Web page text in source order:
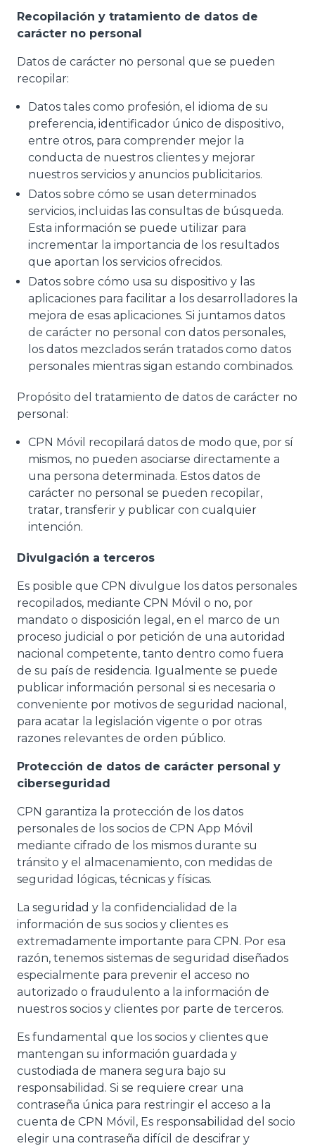
Recopilación y tratamiento de datos de
carácter no personal
Datos de carácter no personal que se pueden
recopilar:
Datos tales como profesión, el idioma de su
preferencia, identificador único de dispositivo,
entre otros, para comprender mejor la
conducta de nuestros clientes y mejorar
nuestros servicios y anuncios publicitarios.
Datos sobre cómo se usan determinados
servicios, incluidas las consultas de búsqueda.
Esta información se puede utilizar para
incrementar la importancia de los resultados
que aportan los servicios ofrecidos.
Datos sobre cómo usa su dispositivo y las
aplicaciones para facilitar a los desarrolladores la
mejora de esas aplicaciones. Si juntamos datos
de carácter no personal con datos personales,
los datos mezclados serán tratados como datos
personales mientras sigan estando combinados.
Propósito del tratamiento de datos de carácter no
personal:
CPN Móvil recopilará datos de modo que, por sí
mismos, no pueden asociarse directamente a
una persona determinada. Estos datos de
carácter no personal se pueden recopilar,
tratar, transferir y publicar con cualquier
intención.
Divulgación a terceros
Es posible que CPN divulgue los datos personales
recopilados, mediante CPN Móvil o no, por
mandato o disposición legal, en el marco de un
proceso judicial o por petición de una autoridad
nacional competente, tanto dentro como fuera
de su país de residencia. Igualmente se puede
publicar información personal si es necesaria o
conveniente por motivos de seguridad nacional,
para acatar la legislación vigente o por otras
razones relevantes de orden público.
Protección de datos de carácter personal y
ciberseguridad
CPN garantiza la protección de los datos
personales de los socios de CPN App Móvil
mediante cifrado de los mismos durante su
tránsito y el almacenamiento, con medidas de
seguridad lógicas, técnicas y físicas.
La seguridad y la confidencialidad de la
información de sus socios y clientes es
extremadamente importante para CPN. Por esa
razón, tenemos sistemas de seguridad diseñados
especialmente para prevenir el acceso no
autorizado o fraudulento a la información de
nuestros socios y clientes por parte de terceros.
Es fundamental que los socios y clientes que
mantengan su información guardada y
custodiada de manera segura bajo su
responsabilidad. Si se requiere crear una
contraseña única para restringir el acceso a la
cuenta de CPN Móvil, Es responsabilidad del socio
elegir una contraseña difícil de descifrar y